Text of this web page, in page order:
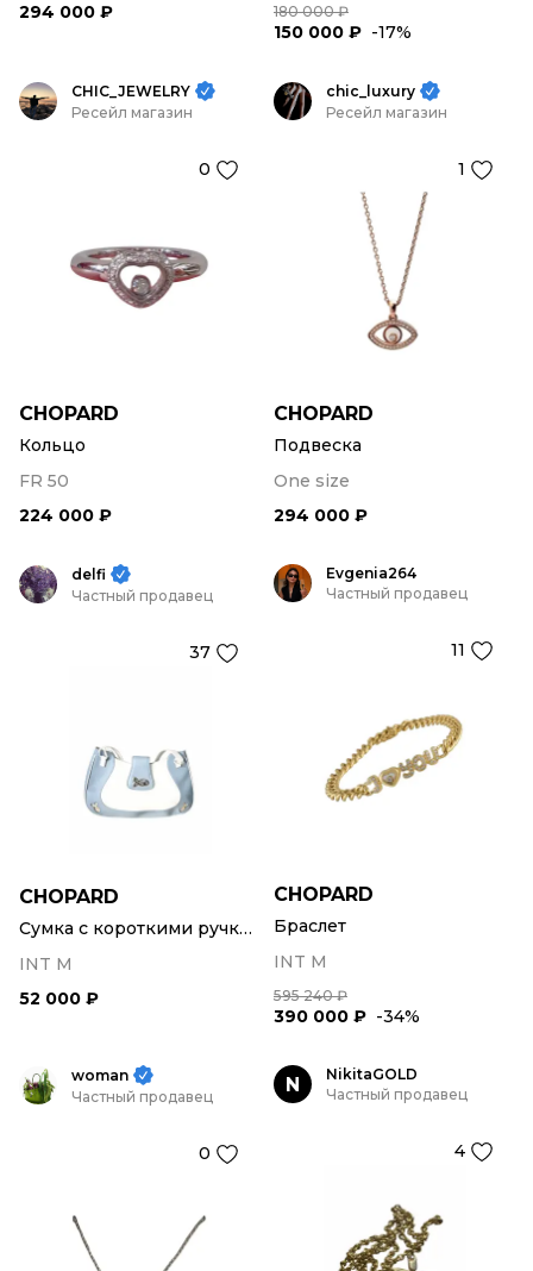
294 000 ₽
180 000 ₽
150 000 ₽ -17%
CHIC_JEWELRY
Ресейл магазин
0
CHOPARD
Кольцо
FR 50
224 000 ₽
chic_luxury
Ресейл магазин
1
CHOPARD
Подвеска
One size
294 000 ₽
delfi
Частный продавец
37
CHOPARD
Сумка с короткими ручками
INT M
52 000 ₽
Evgenia264
Частный продавец
11
CHOPARD
Браслет
INT M
595 240 ₽
390 000 ₽ -34%
woman
Частный продавец
0
N
NikitaGOLD
Частный продавец
4